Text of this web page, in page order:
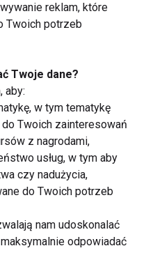
konstrukcji.
umożliwia
zewnątrz. Dzięki
i nie poci się
wyposażone w
konserwacji. W
które pielęgnują
wodoodpornych
w drogę. Zastosowanie
reklam, które
Twoich potrzeb
Twoje dane?
aby:
w tym tematykę
Twoich zainteresowań
z nagrodami,
usług, w tym aby
czy nadużycia,
do Twoich potrzeb
nam udoskonalać
odpowiadać